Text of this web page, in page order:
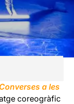
a les
coreogràfic